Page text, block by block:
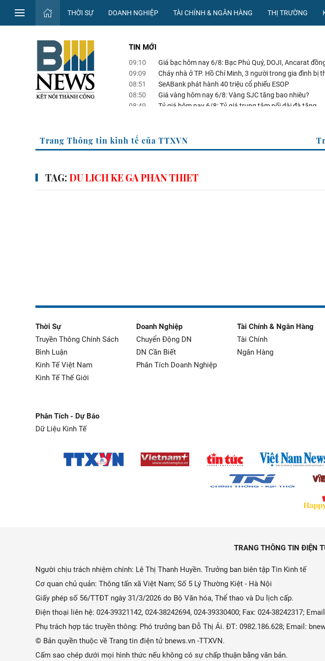
THỜI SỰ DOANH NGHIỆP TÀI CHÍNH & NGÂN HÀNG THỊ TRƯỜNG
TIN MỚI
09:10
Giá bạc hôm nay 6/8: Bạc Phú Quý, DOJI, Ancarat
09:09
Cháy nhà ở TP. Hồ Chí Minh, 3 người trong gia đình bị
08:51
SeABank phát hành 40 triệu cổ phiếu ESOP
08:50
Giá vàng hôm nay 6/8: Vàng SJC tăng bao nhiêu?
08:49
Tỷ giá hôm nay 6/8: Tỷ giá trung tâm nối dài đà tăng
Trang Thông tin kinh tế của TTXVN
TAG:DU LICH KE GA PHAN THIET
Thời Sự
Truyền Thông Chính Sách
Bình Luận
Kinh Tế Việt Nam
Kinh Tế Thế Giới
Doanh Nghiệp
Chuyển Động DN
DN Cần Biết
Phân Tích Doanh Nghiệp
Tài Chính & Ngân Hàng
Tài Chính
Ngân Hàng
Phân Tích - Dự Báo
Dữ Liệu Kinh Tế
TRANG THÔNG TIN ĐIỆN
Người chịu trách nhiệm chính: Lê Thị Thanh Huyền. Trưởng ban biên tập Tin Kinh tế
Cơ quan chủ quản: Thông tấn xã Việt Nam; Số 5 Lý Thường Kiệt - Hà Nội
Giấy phép số 56/TTĐT ngày 31/3/2026 do Bộ Văn hóa, Thể thao và Du lịch cấp.
Điện thoại liên hệ: 024-39321142, 024-38242694, 024-39330400; Fax: 024-38242317;
Phụ trách hợp tác truyền thông: Phó trưởng ban Đỗ Thị Ái. ĐT: 0982.186.628; Email:
© Bản quyền thuộc về Trang tin điện tử bnews.vn -TTXVN.
Cấm sao chép dưới mọi hình thức nếu không có sự chấp thuận bằng văn bản.